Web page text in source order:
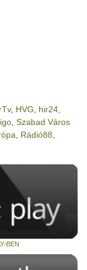
, HVG hir24
Szabad Város
Rádió88
BEN